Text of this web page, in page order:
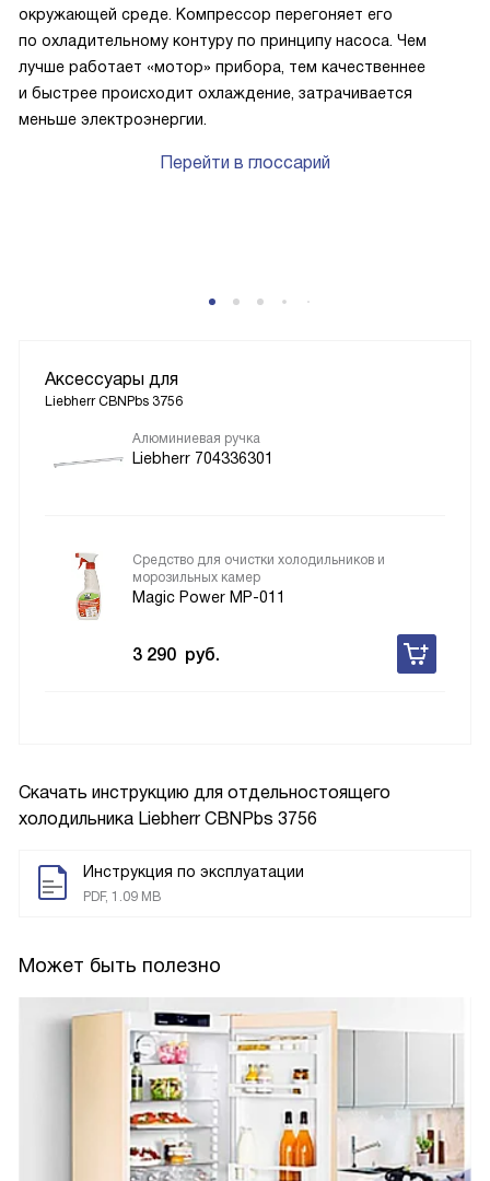
Скачать инструкцию для отдельностоящего
холодильника Liebherr CBNPbs 3756
Инструкция по эксплуатации
PDF, 1.09 MB
Может быть полезно
окружающей среде. Компрессор перегоняет его
по охладительному контуру по принципу насоса. Чем
лучше работает «мотор» прибора, тем качественнее
и быстрее происходит охлаждение, затрачивается
меньше электроэнергии.
Перейти в глоссарий
Аксессуары для
Liebherr CBNPbs 3756
Алюминиевая ручка
Liebherr 704336301
Средство для очистки холодильников и
морозильных камер
Magic Power MP-011
3 290 руб.